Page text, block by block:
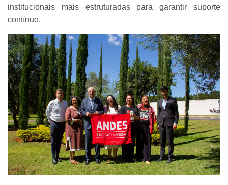
institucionais mais estruturadas para garantir suporte
contínuo.